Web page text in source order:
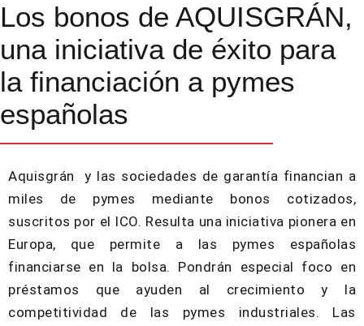
Los bonos de AQUISGRÁN,
una iniciativa de éxito para
la financiación a pymes
españolas
Aquisgrán y las sociedades de garantía financian a
miles de pymes mediante bonos cotizados,
suscritos por el ICO. Resulta una iniciativa pionera en
Europa, que permite a las pymes españolas
financiarse en la bolsa. Pondrán especial foco en
préstamos que ayuden al crecimiento y la
competitividad de las pymes industriales. Las